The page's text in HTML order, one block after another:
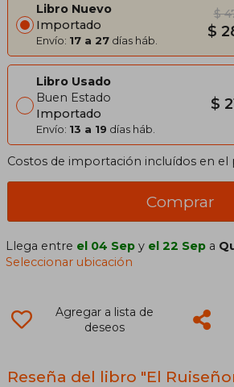
Libro Nuevo
Importado
Envío: 17 a 27 días háb.
$
$
Libro Usado
Buen Estado
Importado
Envío: 13 a 19 días háb.
$
Costos de importación incluídos en el
Comprar
Llega entre el 04 Sep y el 22 Sep a
Seleccionar ubicación
Agregar a lista de
deseos
Reseña del libro "El